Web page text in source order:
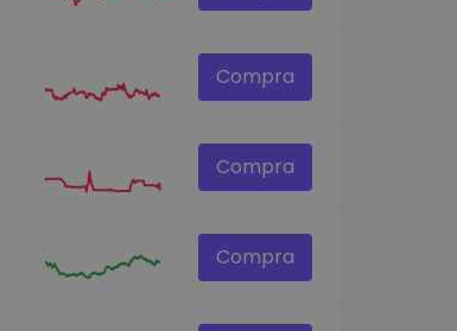
Compra
Compra
Compra